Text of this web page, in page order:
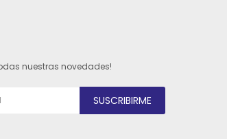
nuestras novedades!
SUSCRIBIRME